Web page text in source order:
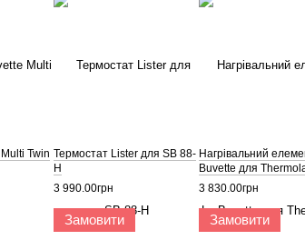
Twin Термостат Lister для SB 88-
H
3 990.00грн
Замовити
Нагрівальний
Buvette для
3 830.00грн
Замовити